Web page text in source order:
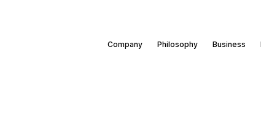
Company Philosophy Business